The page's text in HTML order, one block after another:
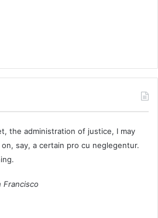
the administration of justice, I may
say, a certain pro cu neglegentur.
Francisco